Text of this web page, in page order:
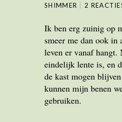
SHIMMER
2
Ik ben erg zuinig op
smeer me dan ook in
leven er vanaf hangt.
eindelijk lente is, en
de kast mogen
kunnen mijn benen
gebruiken.